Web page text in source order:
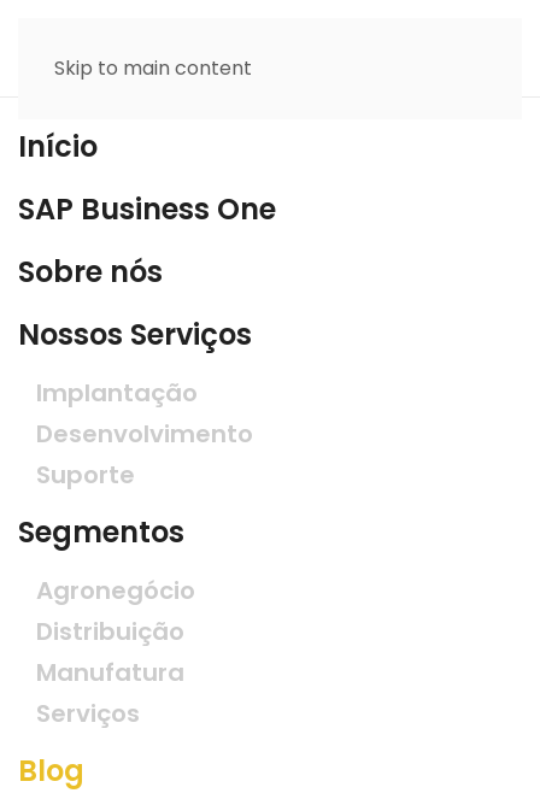
Skip to main content
Início
SAP Business One
Sobre nós
Nossos Serviços
Implantação
Desenvolvimento
Suporte
Segmentos
Agronegócio
Distribuição
Manufatura
Serviços
Blog